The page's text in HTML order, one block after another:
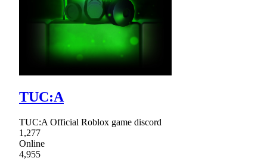
TUC:A
TUC:A Official Roblox game discord
1,277
Online
4,955